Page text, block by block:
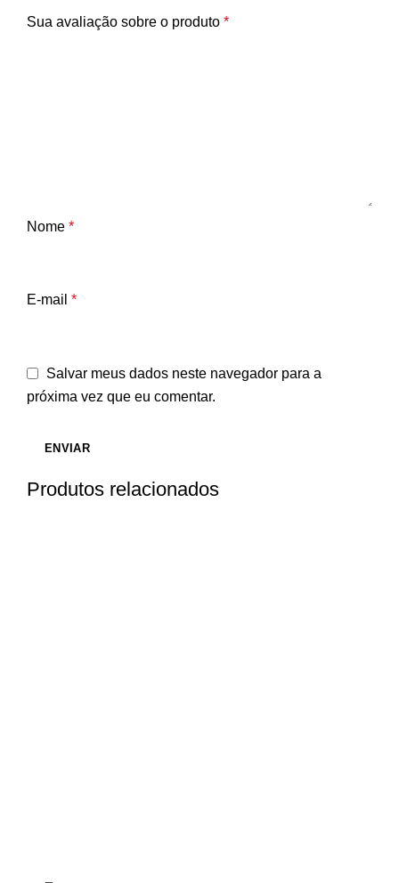
Sua avaliação sobre o produto *
Nome *
E-mail *
Salvar meus dados neste navegador para a
próxima vez que eu comentar.
Produtos relacionados